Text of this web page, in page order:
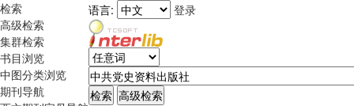
检索
高级检索
集群检索
书目浏览
中图分类浏览
期刊导航
语言: 登录